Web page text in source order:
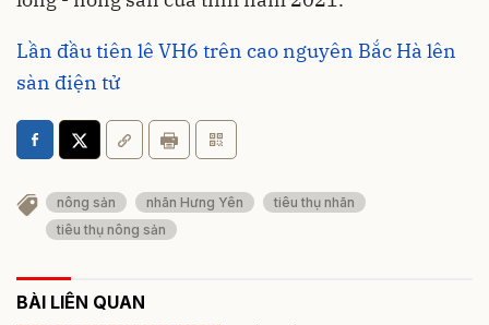
Lần đầu tiên lê VH6 trên cao nguyên Bắc Hà lên
sàn điện tử
nông sản nhãn Hưng Yên
tiêu thụ nhãn
tiêu thụ nông sản
BÀI LIÊN QUAN